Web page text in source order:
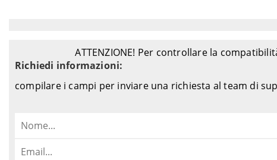
ATTENZIONE! Per controllare la
Richiedi informazioni:
compilare i campi per inviare una richiesta al team di